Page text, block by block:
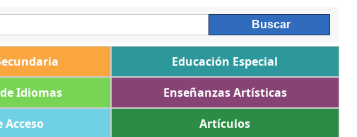
Educación Especial
Idiomas
Enseñanzas Artísticas
Acceso Artículos